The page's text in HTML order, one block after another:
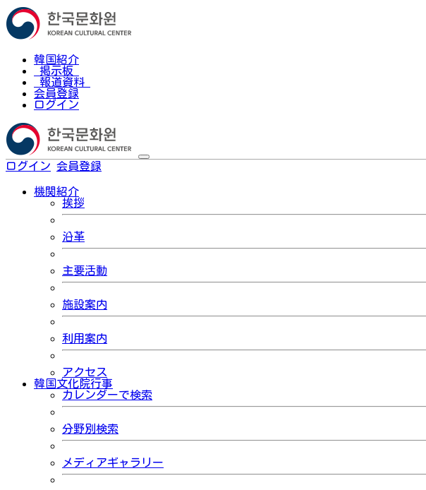
韓国紹介
掲示板
報道資料
会員登録
ログイン
ログイン 会員登録
機関紹介
挨拶
沿革
主要活動
施設案内
利用案内
アクセス
韓国文化院行事
カレンダーで検索
分野別検索
メディアギャラリー